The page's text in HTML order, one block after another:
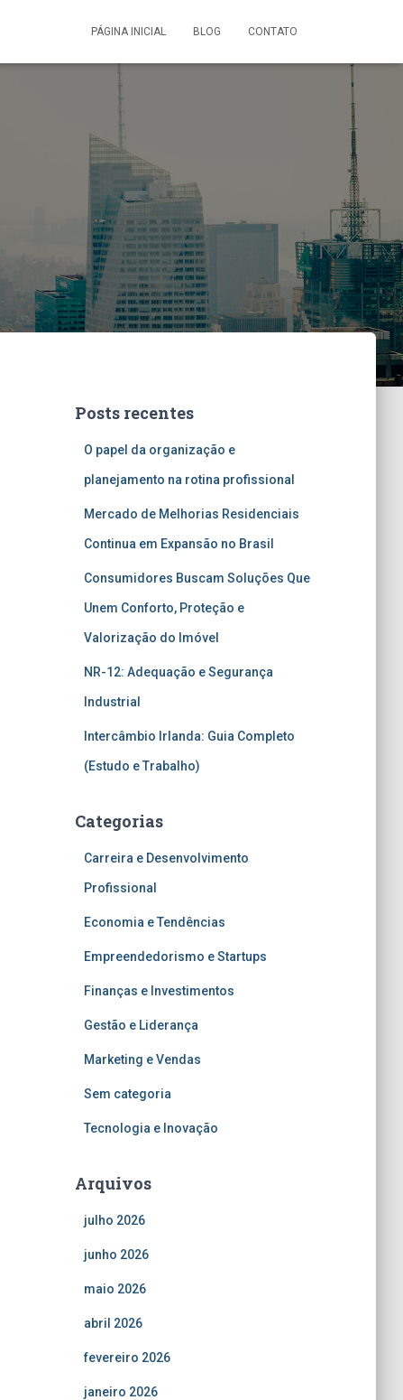
PÁGINA INICIAL BLOG CONTATO
Posts recentes
O papel da organização e
planejamento na rotina profissional
Mercado de Melhorias Residenciais
Continua em Expansão no Brasil
Consumidores Buscam Soluções Que
Unem Conforto, Proteção e
Valorização do Imóvel
NR-12: Adequação e Segurança
Industrial
Intercâmbio Irlanda: Guia Completo
(Estudo e Trabalho)
Categorias
Carreira e Desenvolvimento
Profissional
Economia e Tendências
Empreendedorismo e Startups
Finanças e Investimentos
Gestão e Liderança
Marketing e Vendas
Sem categoria
Tecnologia e Inovação
Arquivos
julho 2026
junho 2026
maio 2026
abril 2026
fevereiro 2026
janeiro 2026